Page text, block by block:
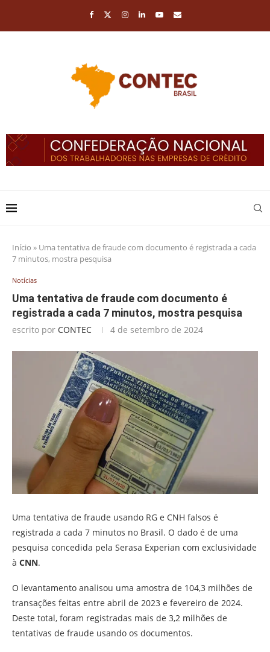
Início » Uma tentativa de fraude com documento é registrada a cada
7 minutos, mostra pesquisa
Notícias
Uma tentativa de fraude com documento é
registrada a cada 7 minutos, mostra pesquisa
escrito por CONTEC 4 de setembro de 2024
Uma tentativa de fraude usando RG e CNH falsos é
registrada a cada 7 minutos no Brasil. O dado é de uma
pesquisa concedida pela Serasa Experian com exclusividade
à CNN.
O levantamento analisou uma amostra de 104,3 milhões de
transações feitas entre abril de 2023 e fevereiro de 2024.
Deste total, foram registradas mais de 3,2 milhões de
tentativas de fraude usando os documentos.